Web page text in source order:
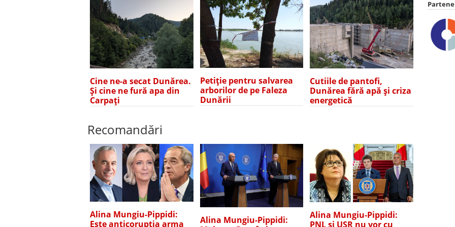
Cine ne-a secat Dunărea.
Și cine ne fură apa din
Carpați
Petiție pentru salvarea
arborilor de pe Faleza
Dunării
Cutiile de pantofi,
Dunărea fără apă și criza
energetică
Recomandări
Alina Mungiu-Pippidi:
Este anticorupția arma
Alina Mungiu-Pippidi:
Alina Mungiu-Pippidi:
PNL și USR nu vor cu